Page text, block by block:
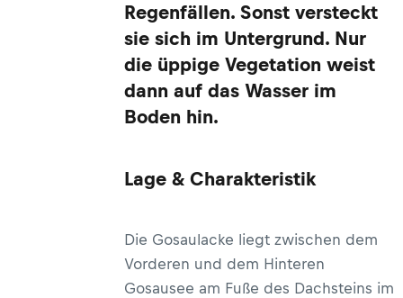
Regenfällen. Sonst versteckt
sie sich im Untergrund. Nur
die üppige Vegetation weist
dann auf das Wasser im
Boden hin.
Lage & Charakteristik
Die Gosaulacke liegt zwischen dem
Vorderen und dem Hinteren
Gosausee am Fuße des Dachsteins im